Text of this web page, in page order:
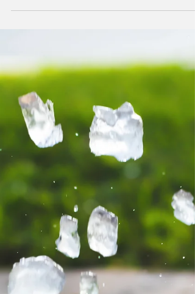
TÁ COM DENGUE?
Os canais de informação tem alertado a
população sobre a crescente nos casos
de dengue e, para além de cuidar da
casa através das...